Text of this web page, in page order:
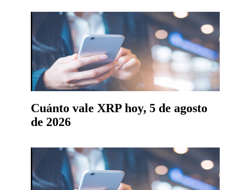
Cuánto vale XRP hoy, 5 de agosto
de 2026